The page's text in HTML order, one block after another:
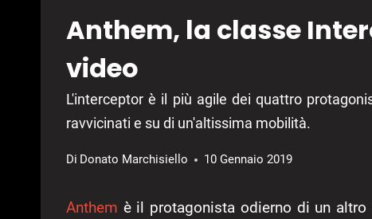
Anthem, la classe
video
L'interceptor è il più agile dei quattro
ravvicinati e su di un'altissima mobilità.
Di Donato Marchisiello 10 Gennaio 2019
Anthem è il protagonista odierno di un